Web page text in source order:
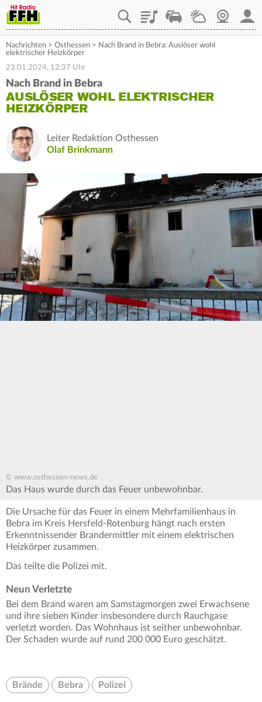
PlaylistStaupilotWetterWebcam
Nachrichten > Osthessen > Nach Brand in Bebra: Auslöser wohl
elektrischer Heizkörper
23.01.2024, 12:37 Uhr
Nach Brand in Bebra
AUSLÖSER WOHL ELEKTRISCHER
HEIZKÖRPER
Leiter Redaktion Osthessen
Olaf Brinkmann
© www.osthessen-news.de
Das Haus wurde durch das Feuer unbewohnbar.
Die Ursache für das Feuer in einem Mehrfamilienhaus in
Bebra im Kreis Hersfeld-Rotenburg hängt nach ersten
Erkenntnissender Brandermittler mit einem elektrischen
Heizkörper zusammen.
Das teilte die Polizei mit.
Neun Verletzte
Bei dem Brand waren am Samstagmorgen zwei Erwachsene
und ihre sieben Kinder insbesondere durch Rauchgase
verletzt worden. Das Wohnhaus ist seither unbewohnbar.
Der Schaden wurde auf rund 200 000 Euro geschätzt.
Brände Bebra Polizei